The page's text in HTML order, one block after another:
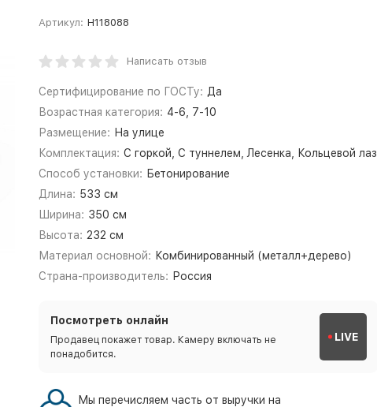
Артикул: Н118088
Написать отзыв
Сертифицирование по ГОСТу: Да
Возрастная категория: 4-6, 7-10
Размещение: На улице
Комплектация: С горкой, С туннелем, Лесенка, Кольцевой лаз
Способ установки: Бетонирование
Длина: 533 см
Ширина: 350 см
Высота: 232 см
Материал основной: Комбинированный (металл+дерево)
Страна-производитель: Россия
Посмотреть онлайн
Продавец покажет товар. Камеру включать не
понадобится.
LIVE
Мы перечисляем часть от выручки на